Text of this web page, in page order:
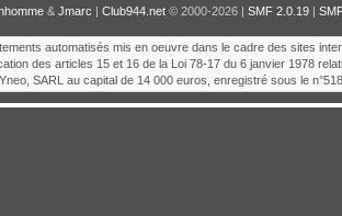
& Jmarc | Club944.net© 2000-2026 | SMF 2.0.19|
automatisés mis en oeuvre dans le cadre des sites
des articles 15 et 16 de la Loi 78-17 du 6 janvier 1978
SARL au capital de 14 000 euros, enregistré sous le